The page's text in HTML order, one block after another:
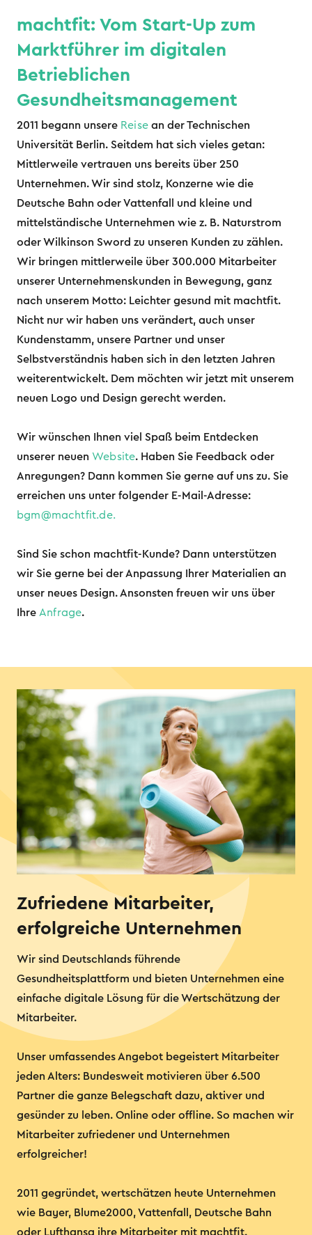
machtfit: Vom Start-Up zum
Marktführer im digitalen
Betrieblichen
Gesundheitsmanagement
2011 begann unsere Reisean der Technischen
Universität Berlin. Seitdem hat sich vieles getan:
Mittlerweile vertrauen uns bereits über 250
Unternehmen. Wir sind stolz, Konzerne wie die
Deutsche Bahn oder Vattenfall und kleine und
mittelständische Unternehmen wie z. B. Naturstrom
oder Wilkinson Sword zu unseren Kunden zu zählen.
Wir bringen mittlerweile über 300.000 Mitarbeiter
unserer Unternehmenskunden in Bewegung, ganz
nach unserem Motto: Leichter gesund mit machtfit.
Nicht nur wir haben uns verändert, auch unser
Kundenstamm, unsere Partner und unser
Selbstverständnis haben sich in den letzten Jahren
weiterentwickelt. Dem möchten wir jetzt mit unserem
neuen Logo und Design gerecht werden.
Wir wünschen Ihnen viel Spaß beim Entdecken
unserer neuen Website. Haben Sie Feedback oder
Anregungen? Dann kommen Sie gerne auf uns zu. Sie
erreichen uns unter folgender E-Mail-Adresse:
bgm@machtfit.de.
Sind Sie schon machtfit-Kunde? Dann unterstützen
wir Sie gerne bei der Anpassung Ihrer Materialien an
unser neues Design. Ansonsten freuen wir uns über
Ihre Anfrage.
Zufriedene Mitarbeiter,
erfolgreiche Unternehmen
Wir sind Deutschlands führende
Gesundheitsplattform und bieten Unternehmen eine
einfache digitale Lösung für die Wertschätzung der
Mitarbeiter.
Unser umfassendes Angebot begeistert Mitarbeiter
jeden Alters: Bundesweit motivieren über 6.500
Partner die ganze Belegschaft dazu, aktiver und
gesünder zu leben. Online oder offline. So machen wir
Mitarbeiter zufriedener und Unternehmen
erfolgreicher!
2011 gegründet, wertschätzen heute Unternehmen
wie Bayer, Blume2000, Vattenfall, Deutsche Bahn
oder Lufthansa ihre Mitarbeiter mit machtfit.